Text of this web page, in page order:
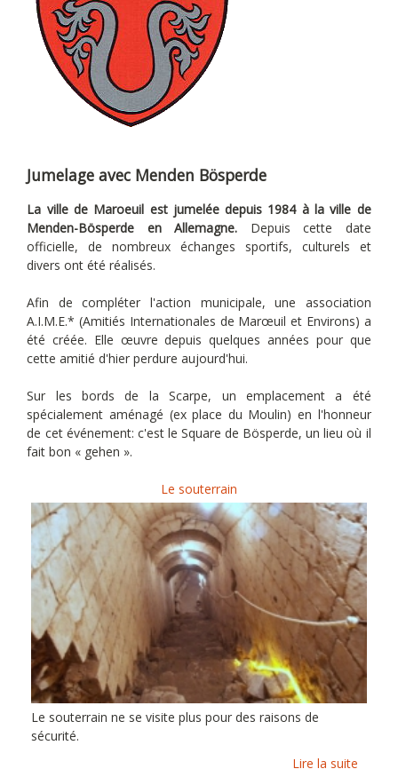
Jumelage avec Menden Bösperde
La ville de Maroeuil est jumelée depuis 1984 à la ville de
Menden-Bösperde en Allemagne. Depuis cette date
officielle, de nombreux échanges sportifs, culturels et
divers ont été réalisés.
Afin de compléter l'action municipale, une association
A.I.M.E.* (Amitiés Internationales de Marœuil et Environs) a
été créée. Elle œuvre depuis quelques années pour que
cette amitié d'hier perdure aujourd'hui.
Sur les bords de la Scarpe, un emplacement a été
spécialement aménagé (ex place du Moulin) en l'honneur
de cet événement: c'est le Square de Bösperde, un lieu où il
fait bon « gehen ».
Le souterrain
Le souterrain ne se visite plus pour des raisons de
sécurité.